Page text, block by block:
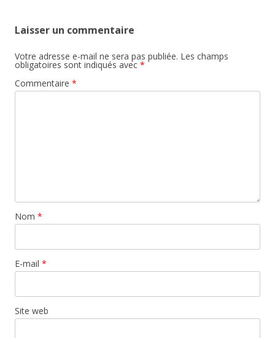
Laisser un commentaire
Votre adresse e-mail ne sera pas publiée. Les champs
obligatoires sont indiqués avec *
Commentaire *
Nom *
E-mail *
Site web